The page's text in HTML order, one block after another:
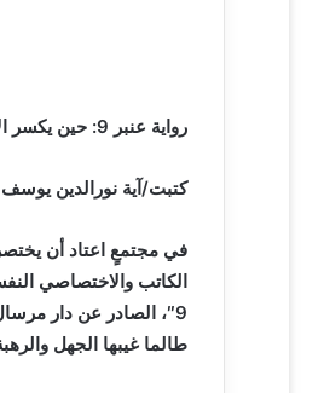
ا
ل
ت
ر
ن
ي
رواية عنبر 9: حين يكسر الأدب جدار الصمت النفسي.. مشروع محمد جمال السعيد الإنساني
كتبت/آية نورالدين يوسف
في مجتمعٍ اعتاد أن
الكاتب والاختصاصي
9″، الصادر عن دار
طالما غيبها الجهل